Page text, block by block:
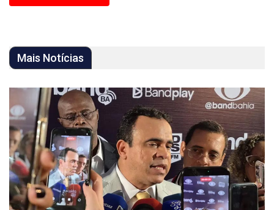
Mais Notícias